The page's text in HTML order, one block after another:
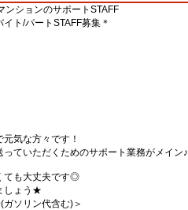
ションのサポートSTAFF
ト/パートSTAFF募集＊
気な方々です！
ていただくためのサポート業務がメイン♪
ても大丈夫です◎
しょう★
ソリン代含む)＞